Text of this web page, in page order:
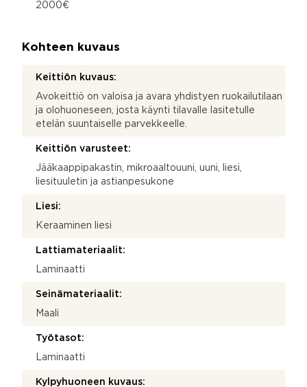
2000€
Kohteen kuvaus
Keittiön kuvaus:
Avokeittiö on valoisa ja avara yhdistyen ruokailutilaan
ja olohuoneseen, josta käynti tilavalle lasitetulle
etelän suuntaiselle parvekkeelle.
Keittiön varusteet:
Jääkaappipakastin, mikroaaltouuni, uuni, liesi,
liesituuletin ja astianpesukone
Liesi:
Keraaminen liesi
Lattiamateriaalit:
Laminaatti
Seinämateriaalit:
Maali
Työtasot:
Laminaatti
Kylpyhuoneen kuvaus: